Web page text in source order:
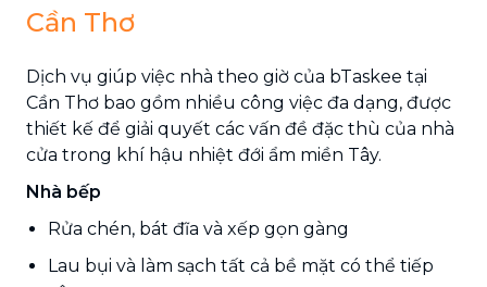
Cần Thơ
Dịch vụ giúp việc nhà theo giờ của bTaskee tại
Cần Thơ bao gồm nhiều công việc đa dạng, được
thiết kế để giải quyết các vấn đề đặc thù của nhà
cửa trong khí hậu nhiệt đới ẩm miền Tây.
Nhà bếp
Rửa chén, bát đĩa và xếp gọn gàng
Lau bụi và làm sạch tất cả bề mặt có thể tiếp